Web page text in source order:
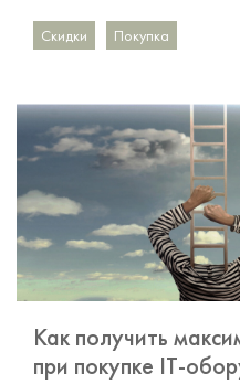
Скидки Покупка
Как получить
при покупке IT-